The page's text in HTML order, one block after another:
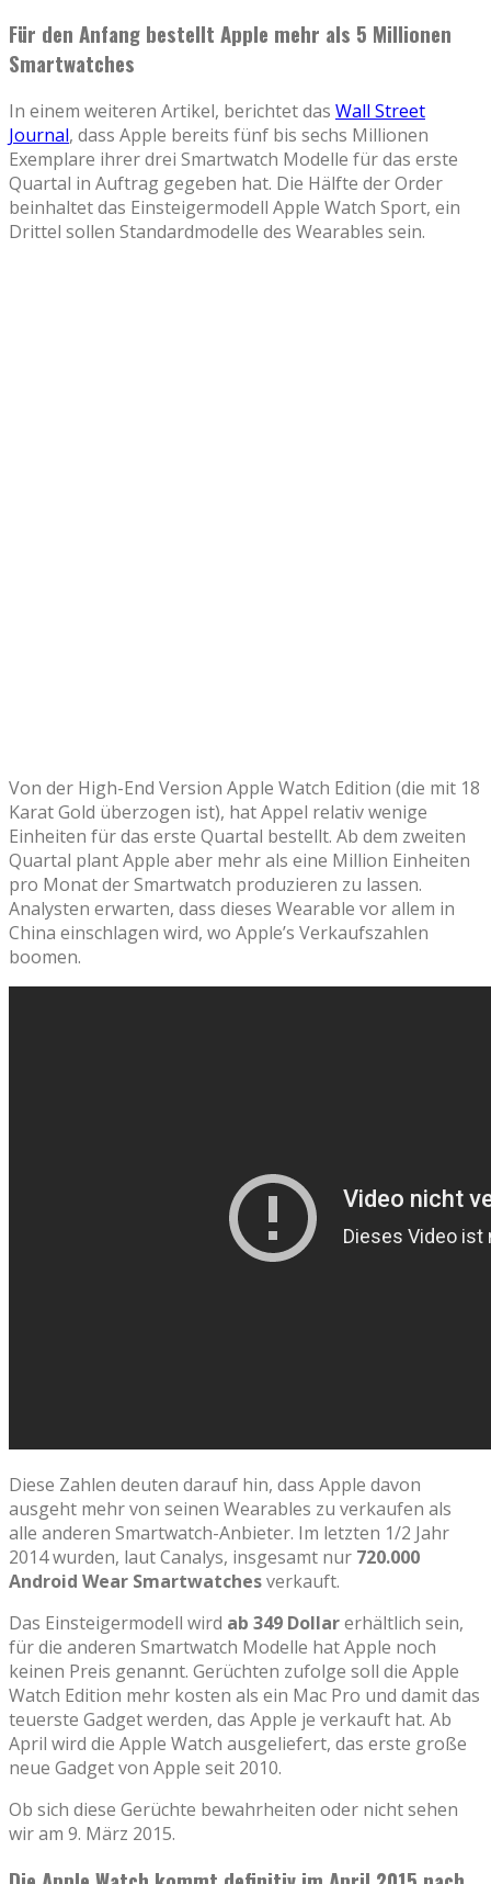
Für den Anfang bestellt Apple mehr als 5 Millionen
Smartwatches
In einem weiteren Artikel, berichtet das Wall Street
Journal, dass Apple bereits fünf bis sechs Millionen
Exemplare ihrer drei Smartwatch Modelle für das erste
Quartal in Auftrag gegeben hat. Die Hälfte der Order
beinhaltet das Einsteigermodell Apple Watch Sport, ein
Drittel sollen Standardmodelle des Wearables sein.
Von der High-End Version Apple Watch Edition (die mit 18
Karat Gold überzogen ist), hat Appel relativ wenige
Einheiten für das erste Quartal bestellt. Ab dem zweiten
Quartal plant Apple aber mehr als eine Million Einheiten
pro Monat der Smartwatch produzieren zu lassen.
Analysten erwarten, dass dieses Wearable vor allem in
China einschlagen wird, wo Apple’s Verkaufszahlen
boomen.
Diese Zahlen deuten darauf hin, dass Apple davon
ausgeht mehr von seinen Wearables zu verkaufen als
alle anderen Smartwatch-Anbieter. Im letzten 1/2 Jahr
2014 wurden, laut Canalys, insgesamt nur 720.000
Android Wear Smartwatchesverkauft.
Das Einsteigermodell wird ab 349 Dollarerhältlich sein,
für die anderen Smartwatch Modelle hat Apple noch
keinen Preis genannt. Gerüchten zufolge soll die Apple
Watch Edition mehr kosten als ein Mac Pro und damit das
teuerste Gadget werden, das Apple je verkauft hat. Ab
April wird die Apple Watch ausgeliefert, das erste große
neue Gadget von Apple seit 2010.
Ob sich diese Gerüchte bewahrheiten oder nicht sehen
wir am 9. März 2015.